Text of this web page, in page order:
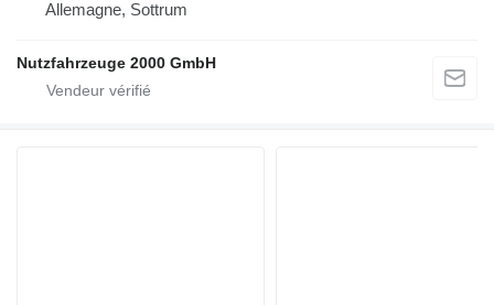
Allemagne, Sottrum
Nutzfahrzeuge 2000 GmbH